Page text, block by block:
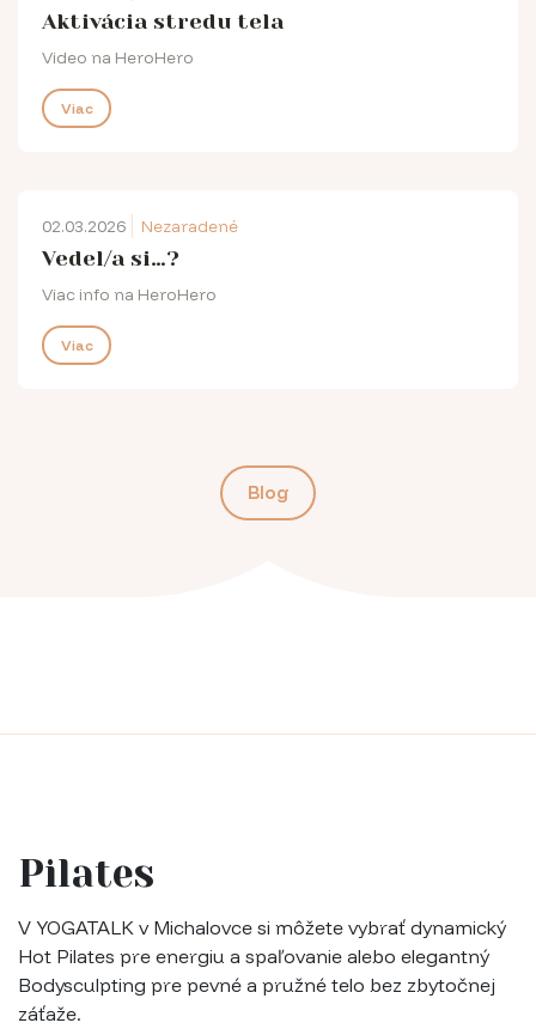
Aktivácia stredu tela
Video na HeroHero
Viac
02.03.2026 Nezaradené
Vedel/a si…?
Viac info na HeroHero
Viac
Blog
Pilates
V YOGATALK v Michalovce si môžete vybrať dynamický
Hot Pilates pre energiu a spaľovanie alebo elegantný
Bodysculpting pre pevné a pružné telo bez zbytočnej
záťaže.